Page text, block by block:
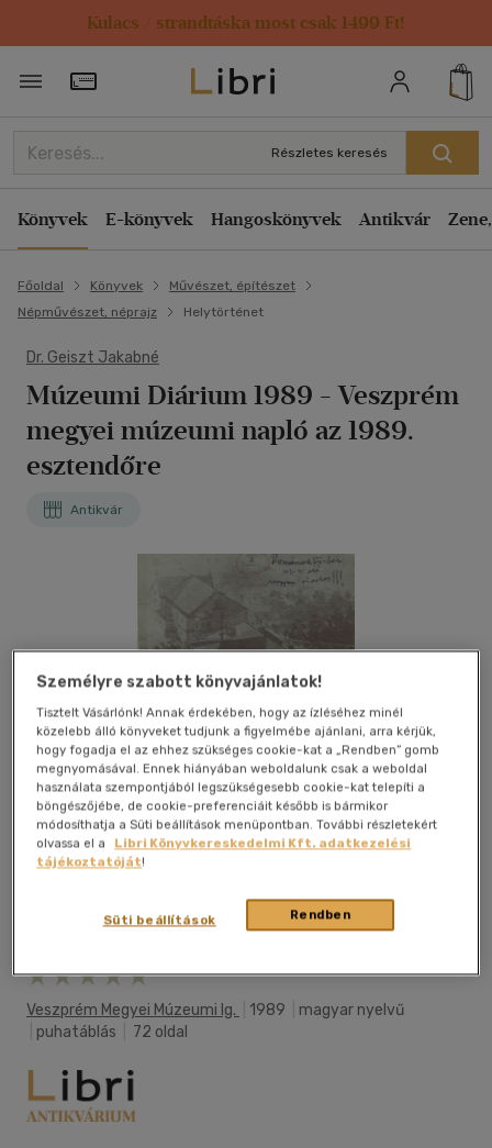
Kulacs / strandtáska most csak 1499 Ft!
Törzsvásárlói Kártya adatai
Részletes keresés
Könyvek E-könyvek Hangoskönyvek Antikvár
Főoldal Könyvek
Művészet, építészet
Népművészet, néprajz
Helytörténet
Dr. Geiszt Jakabné
Múzeumi Diárium 1989 - Veszprém
megyei múzeumi napló az 1989.
esztendőre
Antikvár
Kívánságlistához adom Megosztom
Veszprém Megyei Múzeumi Ig. 1989
magyar nyelvű
puhatáblás 72 oldal
Személyre szabott könyvajánlatok!
Tisztelt Vásárlónk! Annak érdekében, hogy az ízléséhez minél
közelebb álló könyveket tudjunk a figyelmébe ajánlani, arra kérjük,
hogy fogadja el az ehhez szükséges cookie-kat a „Rendben” gomb
megnyomásával. Ennek hiányában weboldalunk csak a weboldal
használata szempontjából legszükségesebb cookie-kat telepíti a
böngészőjébe, de cookie-preferenciáit később is bármikor
módosíthatja a Süti beállítások menüpontban. További részletekért
olvassa el a
Libri Könyvkereskedelmi Kft. adatkezelési
tájékoztatóját!
Rendben
Süti beállítások